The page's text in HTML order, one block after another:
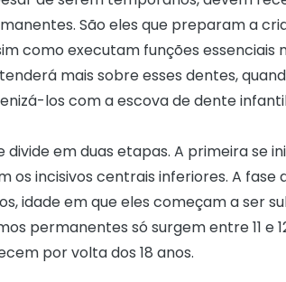
São eles que preparam a
como executam funções essenciais
mais sobre esses dentes,
los com a escova de dente
divide em duas etapas. A primeira se
os incisivos centrais inferiores. A fase
idade em que eles começam a ser
permanentes só surgem entre 11 e
por volta dos 18 anos.